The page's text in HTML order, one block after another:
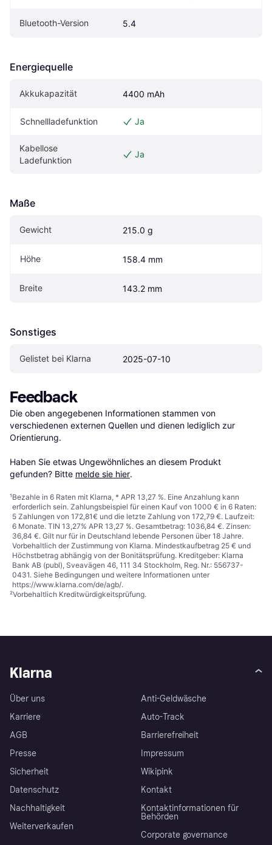
Bluetooth-Version 5.4
Energiequelle
Akkukapazität 4400 mAh
Schnellladefunktion Ja
Kabellose
Ladefunktion
Ja
Maße
Gewicht 215.0 g
Höhe 158.4 mm
Breite 143.2 mm
Sonstiges
Gelistet bei Klarna 2025-07-10
Feedback
Die oben angegebenen Informationen stammen von
verschiedenen externen Quellen und dienen lediglich zur
Orientierung.
Haben Sie etwas Ungewöhnliches an diesem Produkt
gefunden? Bitte melde sie hier.
¹Bezahle in 6 Raten mit Klarna, * APR 13,27 %. Eine Anzahlung kann
erforderlich sein. Zahlungsbeispiel für einen Kauf von 1000 € in 6 Raten:
5 Zahlungen von 172,81€ und die letzte Zahlung von 172,79 €. Laufzeit:
6 Monate. TIN 13,27% APR 13,27 %. Gesamtbetrag: 1036,84 €. Zinsen:
36,84 €. Gilt nur für in Deutschland lebende Personen über 18 Jahre.
Vorbehaltlich der Zustimmung von Klarna. Mindestkaufbetrag 25 € und
Höchstbetrag abhängig von der Bonitätsprüfung. Kreditgeber: Klarna
Bank AB (publ), Sveavägen 46, 111 34 Stockholm, Reg. Nr.: 556737-
0431. Siehe Bedingungen und weitere Informationen unter
https://www.klarna.com/de/agb/.
²Vorbehaltlich Kreditwürdigkeitsprüfung.
Klarna
Über uns
Karriere
AGB
Presse
Sicherheit
Datenschutz
Nachhaltigkeit
Weiterverkaufen
Anti-Geldwäsche
Auto-Track
Barrierefreiheit
Impressum
Wikipink
Kontakt
Kontaktinformationen für
Behörden
Corporate governance